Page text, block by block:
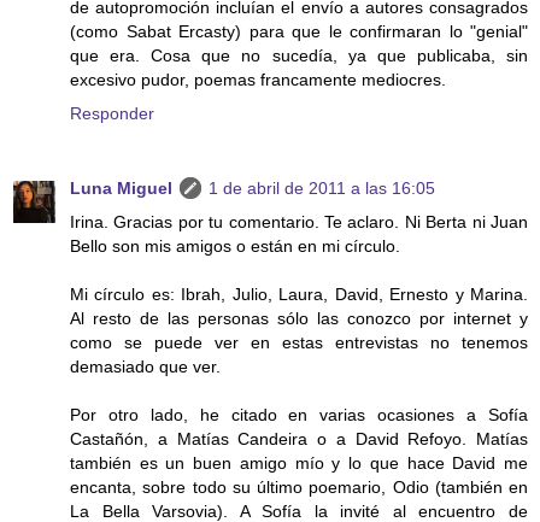
de autopromoción incluían el envío a autores consagrados
(como Sabat Ercasty) para que le confirmaran lo "genial"
que era. Cosa que no sucedía, ya que publicaba, sin
excesivo pudor, poemas francamente mediocres.
Responder
Luna Miguel
1 de abril de 2011 a las 16:05
Irina. Gracias por tu comentario. Te aclaro. Ni Berta ni Juan
Bello son mis amigos o están en mi círculo.
Mi círculo es: Ibrah, Julio, Laura, David, Ernesto y Marina.
Al resto de las personas sólo las conozco por internet y
como se puede ver en estas entrevistas no tenemos
demasiado que ver.
Por otro lado, he citado en varias ocasiones a Sofía
Castañón, a Matías Candeira o a David Refoyo. Matías
también es un buen amigo mío y lo que hace David me
encanta, sobre todo su último poemario, Odio (también en
La Bella Varsovia). A Sofía la invité al encuentro de